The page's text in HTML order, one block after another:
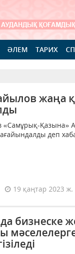
ӘЛЕМ ТАРИХ
жаңа
Қазына»
деп
19 қаңтар 2023 ж.
бизнеске